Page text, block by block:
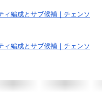
ィ編成とサブ候補｜チェンソ
ィ編成とサブ候補｜チェンソ